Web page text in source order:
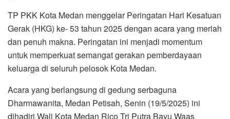
TP PKK Kota Medan menggelar Peringatan Hari Kesatuan
Gerak (HKG) ke- 53 tahun 2025 dengan acara yang meriah
dan penuh makna. Peringatan ini menjadi momentum
untuk memperkuat semangat gerakan pemberdayaan
keluarga di seluruh pelosok Kota Medan.
Acara yang berlangsung di gedung serbaguna
Dharmawanita, Medan Petisah, Senin (19/5/2025) ini
dihadiri Wali Kota Medan Rico Tri Putra Bayu Waas